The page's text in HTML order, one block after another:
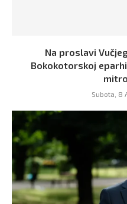
Na proslavi
Bokokotorskoj
Subota, 8